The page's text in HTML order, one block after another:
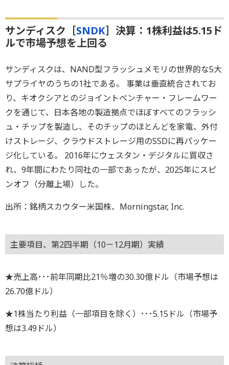
サンディスク［SNDK］決算：1株利益は5.15ド
ルで市場予想を上回る
サンディスクは、NAND型フラッシュメモリの世界的な5大
サプライヤのうちの1社である。 事業は垂直統合されてお
り、キオクシアとのジョイントベンチャー・フレームワー
クを通じて、日本各地の製造拠点でほぼすべてのフラッシ
ュ・チップを製造し、そのチップのほとんどを家電、外付
けストレージ、クラウドストレージ用のSSDに再パッケー
ジ化している。 2016年にウェスタン・デジタルに買収さ
れ、9年間にわたり同社の一部であったが、2025年にスピ
ンオフ（分離上場）した。
出所：銘柄スカウター米国株、Morningstar, Inc.
主要項目、第2四半期（10－12月期）実績
★売上高･･･前年同期比21％増の30.30億ドル（市場予想は
26.70億ドル）
★1株当たり利益（一部項目を除く）･･･5.15ドル（市場予
想は3.49ドル）